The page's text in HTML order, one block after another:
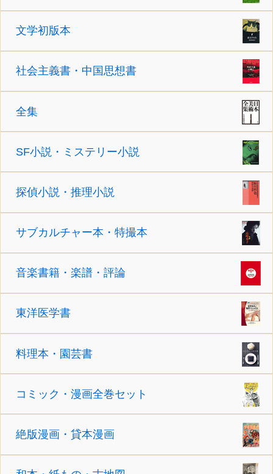
文学初版本
社会主義書・中国思想書
全集
SF小説・ミステリー小説
探偵小説・推理小説
サブカルチャー本・特撮本
音楽書籍・楽譜・評論
東洋医学書
料理本・園芸書
コミック・漫画全巻セット
絶版漫画・貸本漫画